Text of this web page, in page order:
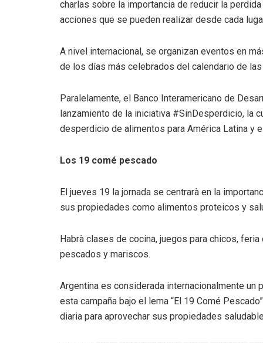
charlas sobre la importancia de reducir la
acciones que se pueden realizar desde cada
A nivel internacional, se organizan eventos en
de los días más celebrados del calendario de
Paralelamente, el Banco Interamericano de
lanzamiento de la iniciativa #SinDesperdicio, la
desperdicio de alimentos para América Latina y
Los 19 comé pescado
El jueves 19 la jornada se centrarà en la
sus propiedades como alimentos proteicos y
Habrà clases de cocina, juegos para chicos,
pescados y mariscos.
Argentina es considerada internacionalmente
esta campaña bajo el lema “El 19 Comé
diaria para aprovechar sus propiedades